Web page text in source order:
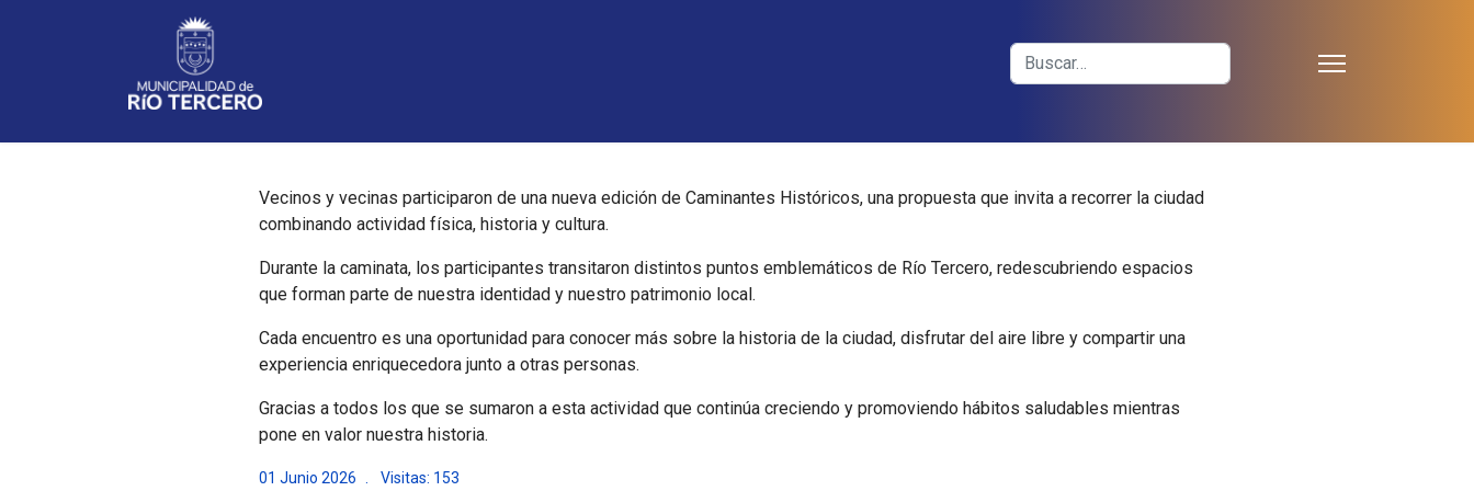
Buscar
Vecinos y vecinas participaron de una nueva edición de Caminantes Históricos, una propuesta que invita a recorrer la ciudad
combinando actividad física, historia y cultura.
Durante la caminata, los participantes transitaron distintos puntos emblemáticos de Río Tercero, redescubriendo espacios
que forman parte de nuestra identidad y nuestro patrimonio local.
Cada encuentro es una oportunidad para conocer más sobre la historia de la ciudad, disfrutar del aire libre y compartir una
experiencia enriquecedora junto a otras personas.
Gracias a todos los que se sumaron a esta actividad que continúa creciendo y promoviendo hábitos saludables mientras
pone en valor nuestra historia.
01 Junio 2026 Visitas: 153